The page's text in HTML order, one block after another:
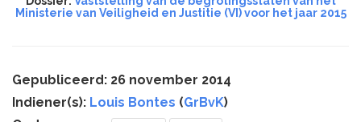
Ministerie van Veiligheid en Justitie (VI) voor het jaar 2015
Gepubliceerd: 26 november 2014
Indiener(s): Louis Bontes (GrBvK)